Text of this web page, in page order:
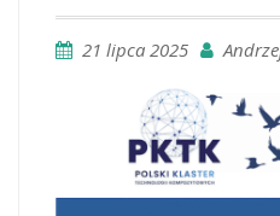
21 lipca 2025